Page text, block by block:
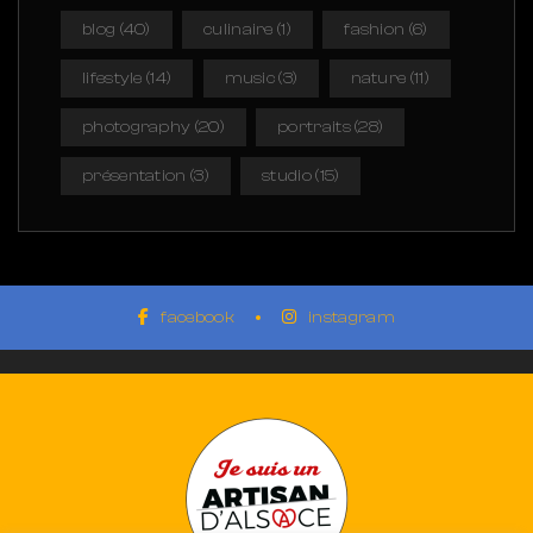
blog (40) culinaire (1) fashion (6)
lifestyle (14) music(3) nature (11)
photography (20) portraits(28)
présentation (3) studio(15)
facebook instagram